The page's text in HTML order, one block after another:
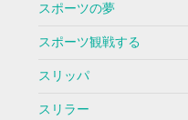
スポーツの夢
スポーツ観戦する
スリッパ
スリラー